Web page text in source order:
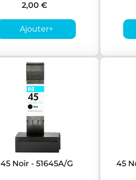
2,00 €
Ajouter+
45 Noir - 51645A/G
45